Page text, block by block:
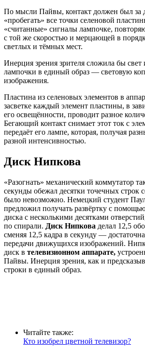
По мысли Пайвы, контакт должен был за
«пробегать» все точки селеновой
«считанные» сигналы лампочке,
с той же скоростью и мерцающей в
светлых и тёмных мест.
Инерция зрения зрителя сложила бы
лампочки в единый образ — световую
изображения.
Пластина из селеновых элементов в
засветке каждый элемент пластины, в
его освещённости, проводит разное
Бегающий контакт снимает этот ток с
передаёт его лампе, которая, получая
разной интенсивностью.
Диск Нипкова
«Разогнать» механический коммутатор
секунды обежал десятки точечных строк
было невозможно. Немецкий студент
предложил получать развёртку с
диска с несколькими десятками
по спирали. Диск Нипкова делал 12,5
сменяя 12,5 кадра в секунду —
передачи движущихся изображений.
диск в телевизионном аппарате,
Пайвы. Инерция зрения, как и
строки в единый образ.
Читайте также:
Кто изобрел цветной телевизор?